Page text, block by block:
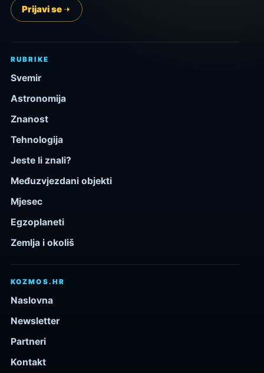
Prijavi se
RUBRIKE
Svemir
Astronomija
Znanost
Tehnologija
Jeste li znali?
Međuzvjezdani objekti
Mjesec
Egzoplaneti
Zemlja i okoliš
KOZMOS.HR
Naslovna
Newsletter
Partneri
Kontakt